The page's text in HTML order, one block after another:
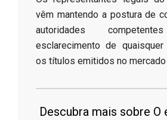
vêm mantendo a postura de
autoridades
esclarecimento de
os títulos emitidos no mercado
Descubra mais sobre O